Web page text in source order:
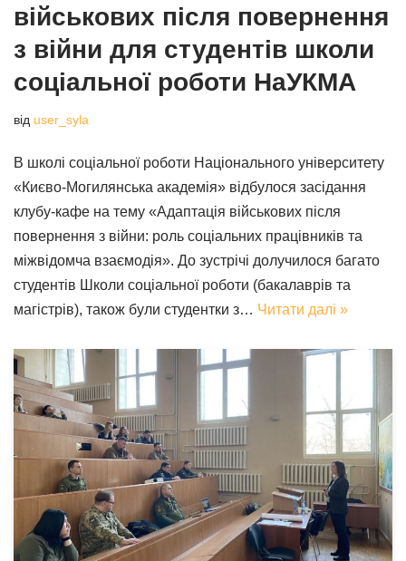
військових після повернення
з війни для студентів школи
соціальної роботи НаУКМА
від user_syla
В школі соціальної роботи Національного університету
«Києво-Могилянська академія» відбулося засідання
клубу-кафе на тему «Адаптація військових після
повернення з війни: роль соціальних працівників та
міжвідомча взаємодія». До зустрічі долучилося багато
студентів Школи соціальної роботи (бакалаврів та
магістрів), також були студентки з… Читати далі »